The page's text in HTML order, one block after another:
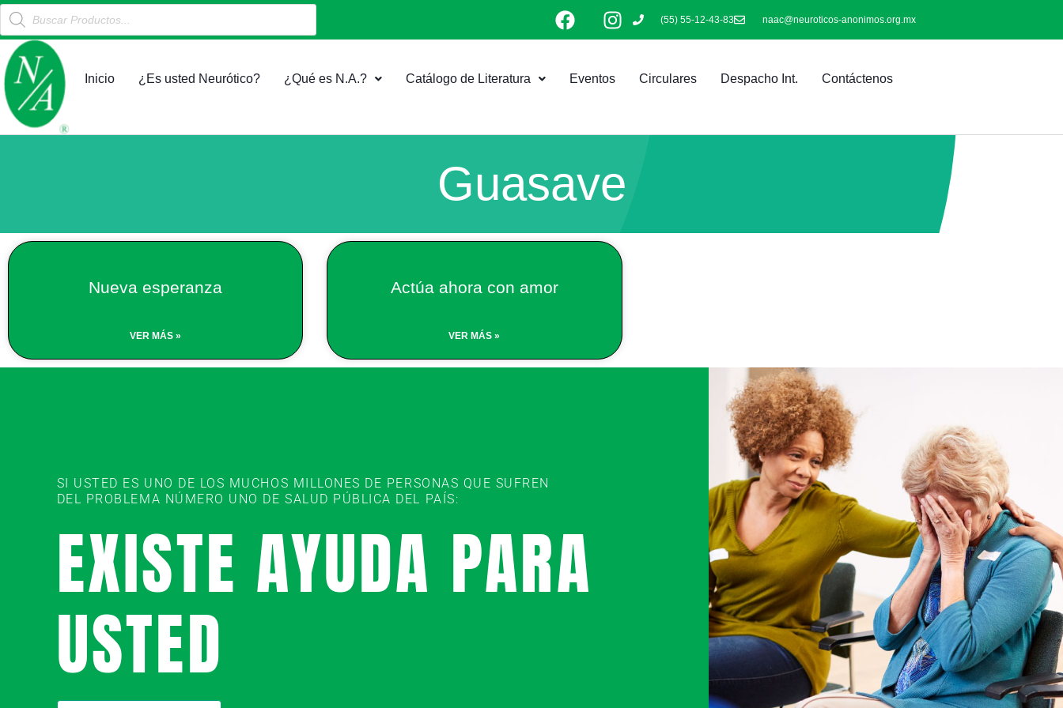
al
contenido
Products
search
F
a
e
b
I
n
a
(55) 55-12-43-83 naac@neuroticos-anonimos.org.mx
Inicio ¿Es usted Neurótico? ¿Qué es N.A.? Catálogo de Literatura Eventos Circulares Despacho Int. Contáctenos
Guasave
Nueva esperanza
VER MÁS »
Actúa ahora con amor
VER MÁS »
SI USTED ES UNO DE LOS MUCHOS MILLONES DE PERSONAS QUE SUFREN
DEL PROBLEMA NÚMERO UNO DE SALUD PÚBLICA DEL PAÍS:
EXISTE AYUDA PARA
USTED